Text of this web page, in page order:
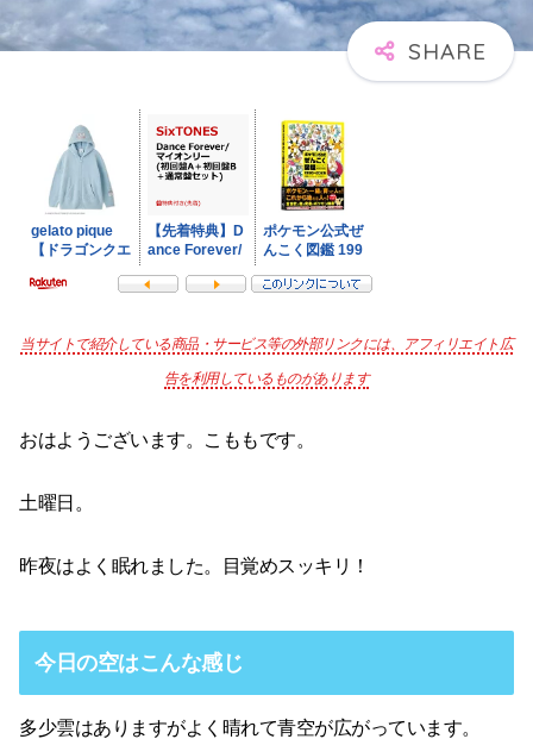
当サイトで紹介している商品・サービス等の外部リンクには、アフィリエイト広
告を利用しているものがあります
おはようございます。こももです。
土曜日。
昨夜はよく眠れました。目覚めスッキリ！
今日の空はこんな感じ
多少雲はありますがよく晴れて青空が広がっています。